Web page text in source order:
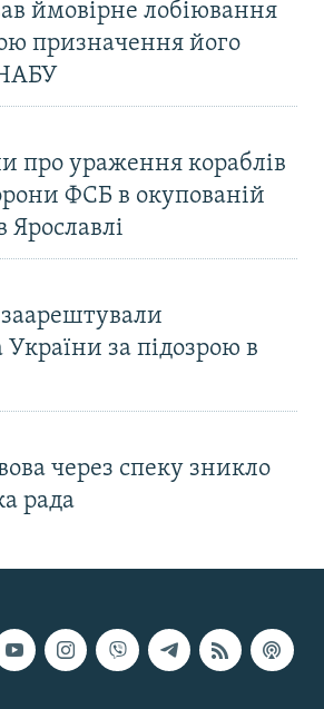
ймовірне лобіювання
призначення його
про ураження кораблів
ФСБ в окупованій
за підозрою в
через спеку зникло
рада